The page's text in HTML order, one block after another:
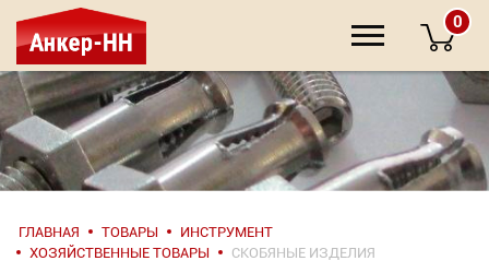
НАПИШИТЕ
НАМ
0
ГЛАВНАЯ ТОВАРЫ
ИНСТРУМЕНТ
ХОЗЯЙСТВЕННЫЕ ТОВАРЫ
СКОБЯНЫЕ ИЗДЕЛИЯ